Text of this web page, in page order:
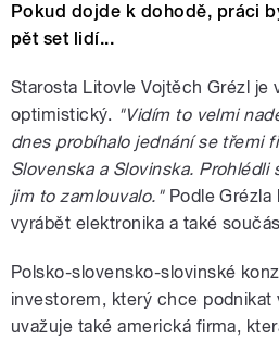
Pokud dojde k dohodě, práci
pět set lidí...
Starosta Litovle Vojtěch Grézl je
optimistický. "Vidím to velmi
dnes probíhalo jednání se třemi
Slovenska a Slovinska.
jim to zamlouvalo."Podle Grézla
vyrábět elektronika a také
Polsko-slovensko-slovinské
investorem, který chce
uvažuje také americká firma,